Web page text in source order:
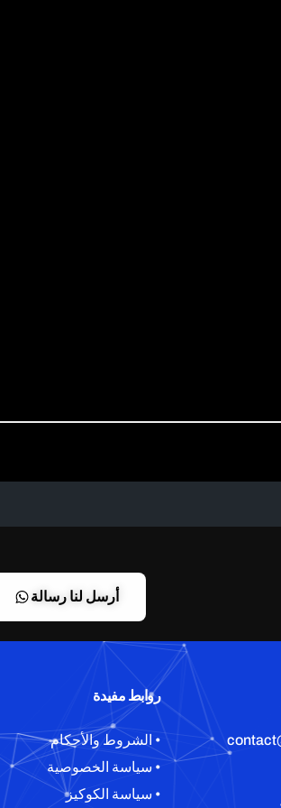
أرسل لنا رسالة
روابط مفيدة
• الشروط والأحكام
• سياسة الخصوصية
• سياسة الكوكيز